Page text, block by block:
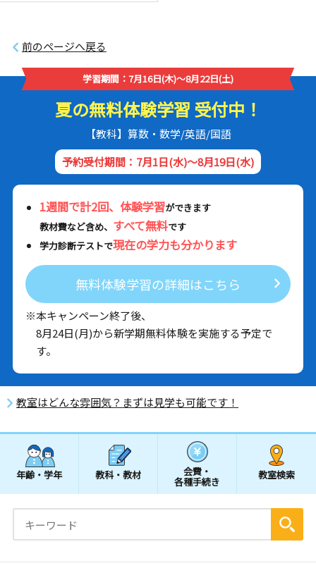
前のページへ戻る
学習期間：7月16日(木)～8月22日(土)
夏の無料体験学習 受付中！
【教科】算数・数学/英語/国語
予約受付期間：7月1日(水)～8月19日(水)
1週間で計2回、体験学習ができます
教材費など含め、 すべて無料です
学力診断テストで現在の学力も分かります
無料体験学習の詳細はこちら
※本キャンペーン終了後、
8月24日(月)から新学期無料体験を実施する予定で
す。
教室はどんな雰囲気？まずは見学も可能です！
年齢・学年 教科・教材 会費・
各種手続き
教室検索